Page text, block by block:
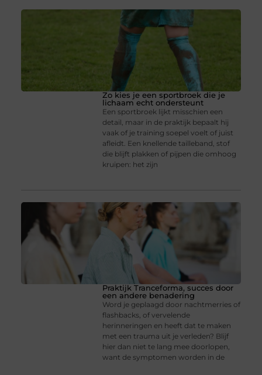
Zo kies je een sportbroek die je
lichaam echt ondersteunt
Een sportbroek lijkt misschien een
detail, maar in de praktijk bepaalt hij
vaak of je training soepel voelt of juist
afleidt. Een knellende tailleband, stof
die blijft plakken of pijpen die omhoog
kruipen: het zijn
Praktijk Tranceforma, succes door
een andere benadering
Word je geplaagd door nachtmerries of
flashbacks, of vervelende
herinneringen en heeft dat te maken
met een trauma uit je verleden? Blijf
hier dan niet te lang mee doorlopen,
want de symptomen worden in de